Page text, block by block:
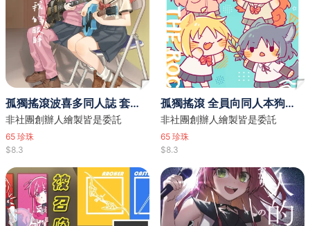
孤獨搖滾波喜多同人誌 套組為多人合作 直到你能夠直視我的眼眸
非社團創辦人繪製皆是委託
65 珍珠
$8.3
孤獨搖滾 全員向同人本狗狗搖滾（內含套組） 畫師：鬍子桑
非社團創辦人繪製皆是委託
65 珍珠
$8.3